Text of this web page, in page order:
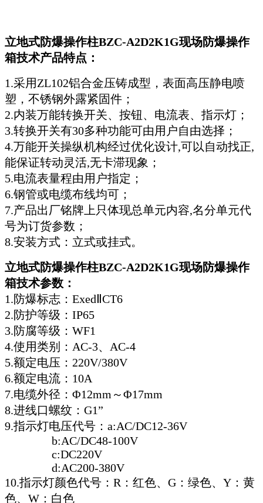
立地式防爆操作柱BZC-A2D2K1G现场防爆操作
箱技术产品特点：
1.采用ZL102铝合金压铸成型，表面高压静电喷
塑，不锈钢外露紧固件；
2.内装万能转换开关、按钮、电流表、指示灯；
3.转换开关有30多种功能可由用户自由选择；
4.万能开关操纵机构经过优化设计,可以自动找正,
能保证转动灵活,无卡滞现象；
5.电流表量程由用户指定；
6.钢管或电缆布线均可；
7.产品出厂铭牌上只体现总单元内容,名分单元代
号为订货参数；
8.安装方式：立式或挂式。
立地式防爆操作柱BZC-A2D2K1G现场防爆操作
箱技术参数：
1.防爆标志：ExedⅡCT6
2.防护等级：IP65
3.防腐等级：WF1
4.使用类别：AC-3、AC-4
5.额定电压：220V/380V
6.额定电流：10A
7.电缆外径：Φ12mm～Φ17mm
8.进线口螺纹：G1”
9.指示灯电压代号：a:AC/DC12-36V
b:AC/DC48-100V
c:DC220V
d:AC200-380V
10.指示灯颜色代号：R：红色、G：绿色、Y：黄
色、W：白色